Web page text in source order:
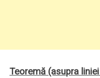
Teoremă (asupra